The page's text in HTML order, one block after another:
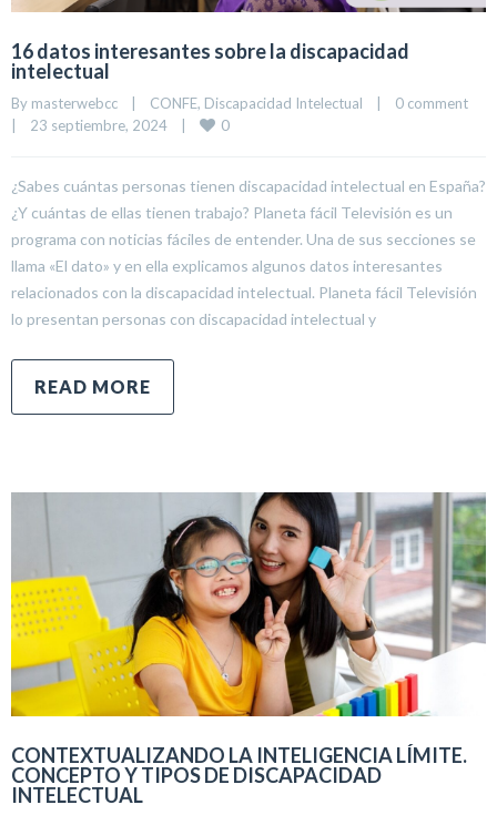
16 datos interesantes sobre la discapacidad
intelectual
By masterwebcc CONFE, Discapacidad Intelectual
0 comment
23 septiembre, 2024 0
¿Sabes cuántas personas tienen discapacidad intelectual en España?
¿Y cuántas de ellas tienen trabajo? Planeta fácil Televisión es un
programa con noticias fáciles de entender. Una de sus secciones se
llama «El dato» y en ella explicamos algunos datos interesantes
relacionados con la discapacidad intelectual. Planeta fácil Televisión
lo presentan personas con discapacidad intelectual y
READ MORE
CONTEXTUALIZANDO LA INTELIGENCIA LÍMITE.
CONCEPTO Y TIPOS DE DISCAPACIDAD
INTELECTUAL